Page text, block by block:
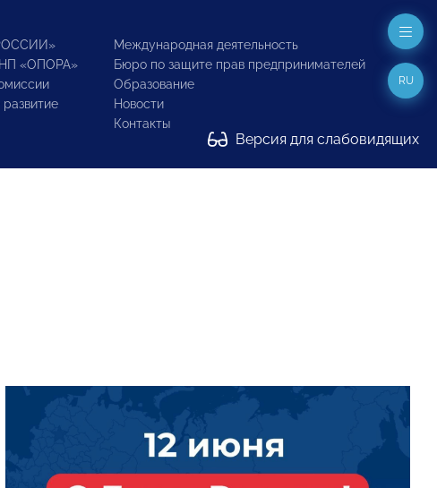
«ОПОРА»
развитие
Международная деятельность
Бюро по защите прав предпринимателей
Образование
Новости
Контакты
Версия для слабовидящих
RU